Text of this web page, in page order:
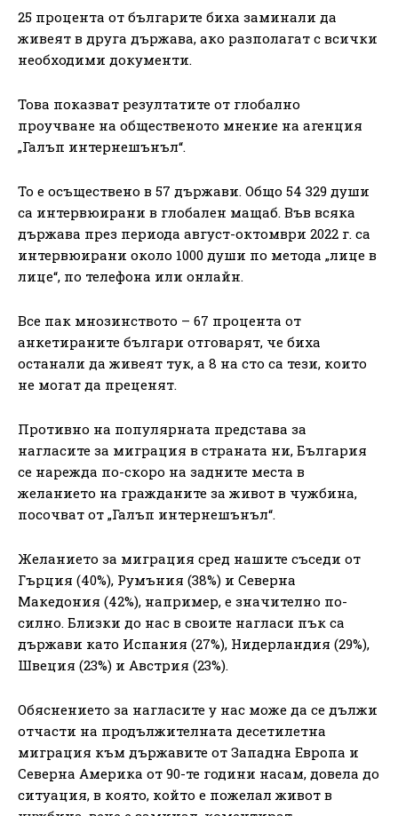
25 процента от българите биха заминали да
живеят в друга държава, ако разполагат с всички
необходими документи.
Това показват резултатите от глобално
проучване на общественото мнение на агенция
„Галъп интернешънъл“.
То е осъществено в 57 държави. Общо 54 329 души
са интервюирани в глобален мащаб. Във всяка
държава през периода август-октомври 2022 г. са
интервюирани около 1000 души по метода „лице в
лице“, по телефона или онлайн.
Все пак мнозинството – 67 процента от
анкетираните българи отговарят, че биха
останали да живеят тук, а 8 на сто са тези, които
не могат да преценят.
Противно на популярната представа за
нагласите за миграция в страната ни, България
се нарежда по-скоро на задните места в
желанието на гражданите за живот в чужбина,
посочват от „Галъп интернешънъл“.
Желанието за миграция сред нашите съседи от
Гърция (40%), Румъния (38%) и Северна
Македония (42%), например, е значително по-
силно. Близки до нас в своите нагласи пък са
държави като Испания (27%), Нидерландия (29%),
Швеция (23%) и Австрия (23%).
Обяснението за нагласите у нас може да се дължи
отчасти на продължителната десетилетна
миграция към държавите от Западна Европа и
Северна Америка от 90-те години насам, довела до
ситуация, в която, който е пожелал живот в